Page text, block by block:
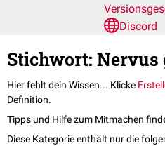
Discord
Stichwort:
Hier fehlt dein Wissen... Klicke
Definition.
Tipps und Hilfe zum Mitmachen
Diese Kategorie enthält nur die